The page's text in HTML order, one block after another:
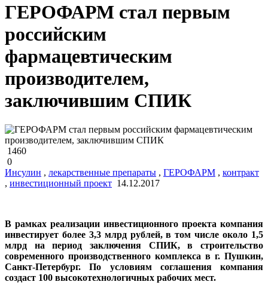
ГЕРОФАРМ стал первым
российским
фармацевтическим
производителем,
заключившим СПИК
1460
0
Инсулин , лекарственные препараты , ГЕРОФАРМ , контракт
, инвестиционный проект 14.12.2017
В рамках реализации инвестиционного проекта компания
инвестирует более 3,3 млрд рублей, в том числе около 1,5
млрд на период заключения СПИК, в строительство
современного производственного комплекса в г. Пушкин,
Санкт-Петербург. По условиям соглашения компания
создаст 100 высокотехнологичных рабочих мест.